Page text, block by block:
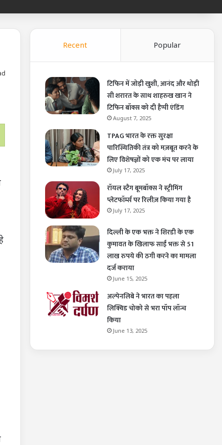
Recent Popular
टिफिन में जोड़ी खुशी, आनंद और थोड़ी
सी शरारत के साथ शाहरुख खान ने
टिफिन बॉक्स को दी हैप्पी एंडिंग
August 7, 2025
TPAG भारत के रक्त सुरक्षा
पारिस्थितिकी तंत्र को मज़बूत करने के
लिए विशेषज्ञों को एक मंच पर लाया
July 17, 2025
रॉयल स्टैग बूमबॉक्स ने स्ट्रीमिंग
प्लेटफॉर्म्स पर रिलीज़ किया गया है
July 17, 2025
दिल्ली के एक भक्त ने शिरडी के एक
कुमावत के खिलाफ साईं भक्त से 51
लाख रुपये की ठगी करने का मामला
दर्ज कराया
June 15, 2025
अल्पेनलिबे ने भारत का पहला
लिक्विड चोको से भरा पॉप लॉन्च
किया
June 13, 2025